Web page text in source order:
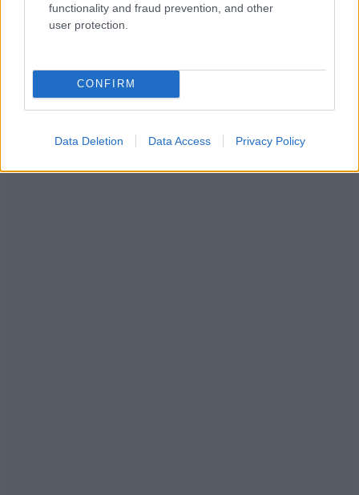
functionality and fraud prevention, and other
user protection.
CONFIRM
Data Deletion Data Access Privacy Policy